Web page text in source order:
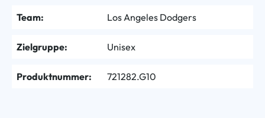
Team: Los Angeles Dodgers
Zielgruppe: Unisex
Produktnummer: 721282.G10